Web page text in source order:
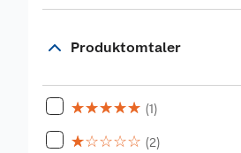
Produktomtaler
☆☆☆☆☆ (1)
☆☆☆☆☆ (2)